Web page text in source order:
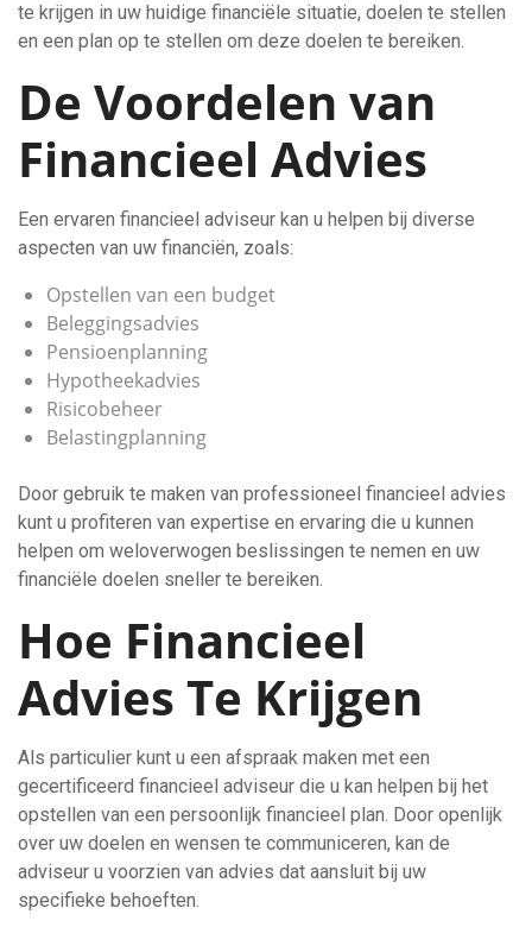
te krijgen in uw huidige financiële situatie, doelen te stellen
en een plan op te stellen om deze doelen te bereiken.
De Voordelen van
Financieel Advies
Een ervaren financieel adviseur kan u helpen bij diverse
aspecten van uw financiën, zoals:
Opstellen van een budget
Beleggingsadvies
Pensioenplanning
Hypotheekadvies
Risicobeheer
Belastingplanning
Door gebruik te maken van professioneel financieel advies
kunt u profiteren van expertise en ervaring die u kunnen
helpen om weloverwogen beslissingen te nemen en uw
financiële doelen sneller te bereiken.
Hoe Financieel
Advies Te Krijgen
Als particulier kunt u een afspraak maken met een
gecertificeerd financieel adviseur die u kan helpen bij het
opstellen van een persoonlijk financieel plan. Door openlijk
over uw doelen en wensen te communiceren, kan de
adviseur u voorzien van advies dat aansluit bij uw
specifieke behoeften.